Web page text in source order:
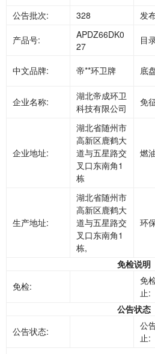
公告批次:
328 发
产品号:
APDZ66DK0
27
目
中文品牌: 帝**环卫牌 底
企业名称:
湖北帝成环卫
科技有限公司
免
企业地址:
湖北省随州市
高新区鹿鹤大
道与五星路交
叉口东南角1
栋
燃
生产地址:
湖北省随州市
高新区鹿鹤大
道与五星路交
叉口东南角1
栋,
环
免检说明
免检:
免
止:
公告状态
公告状态:
公
止: